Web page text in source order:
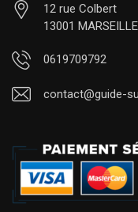
12 rue Colbert
13001 MARSEILLE
0619709792
contact@guide-